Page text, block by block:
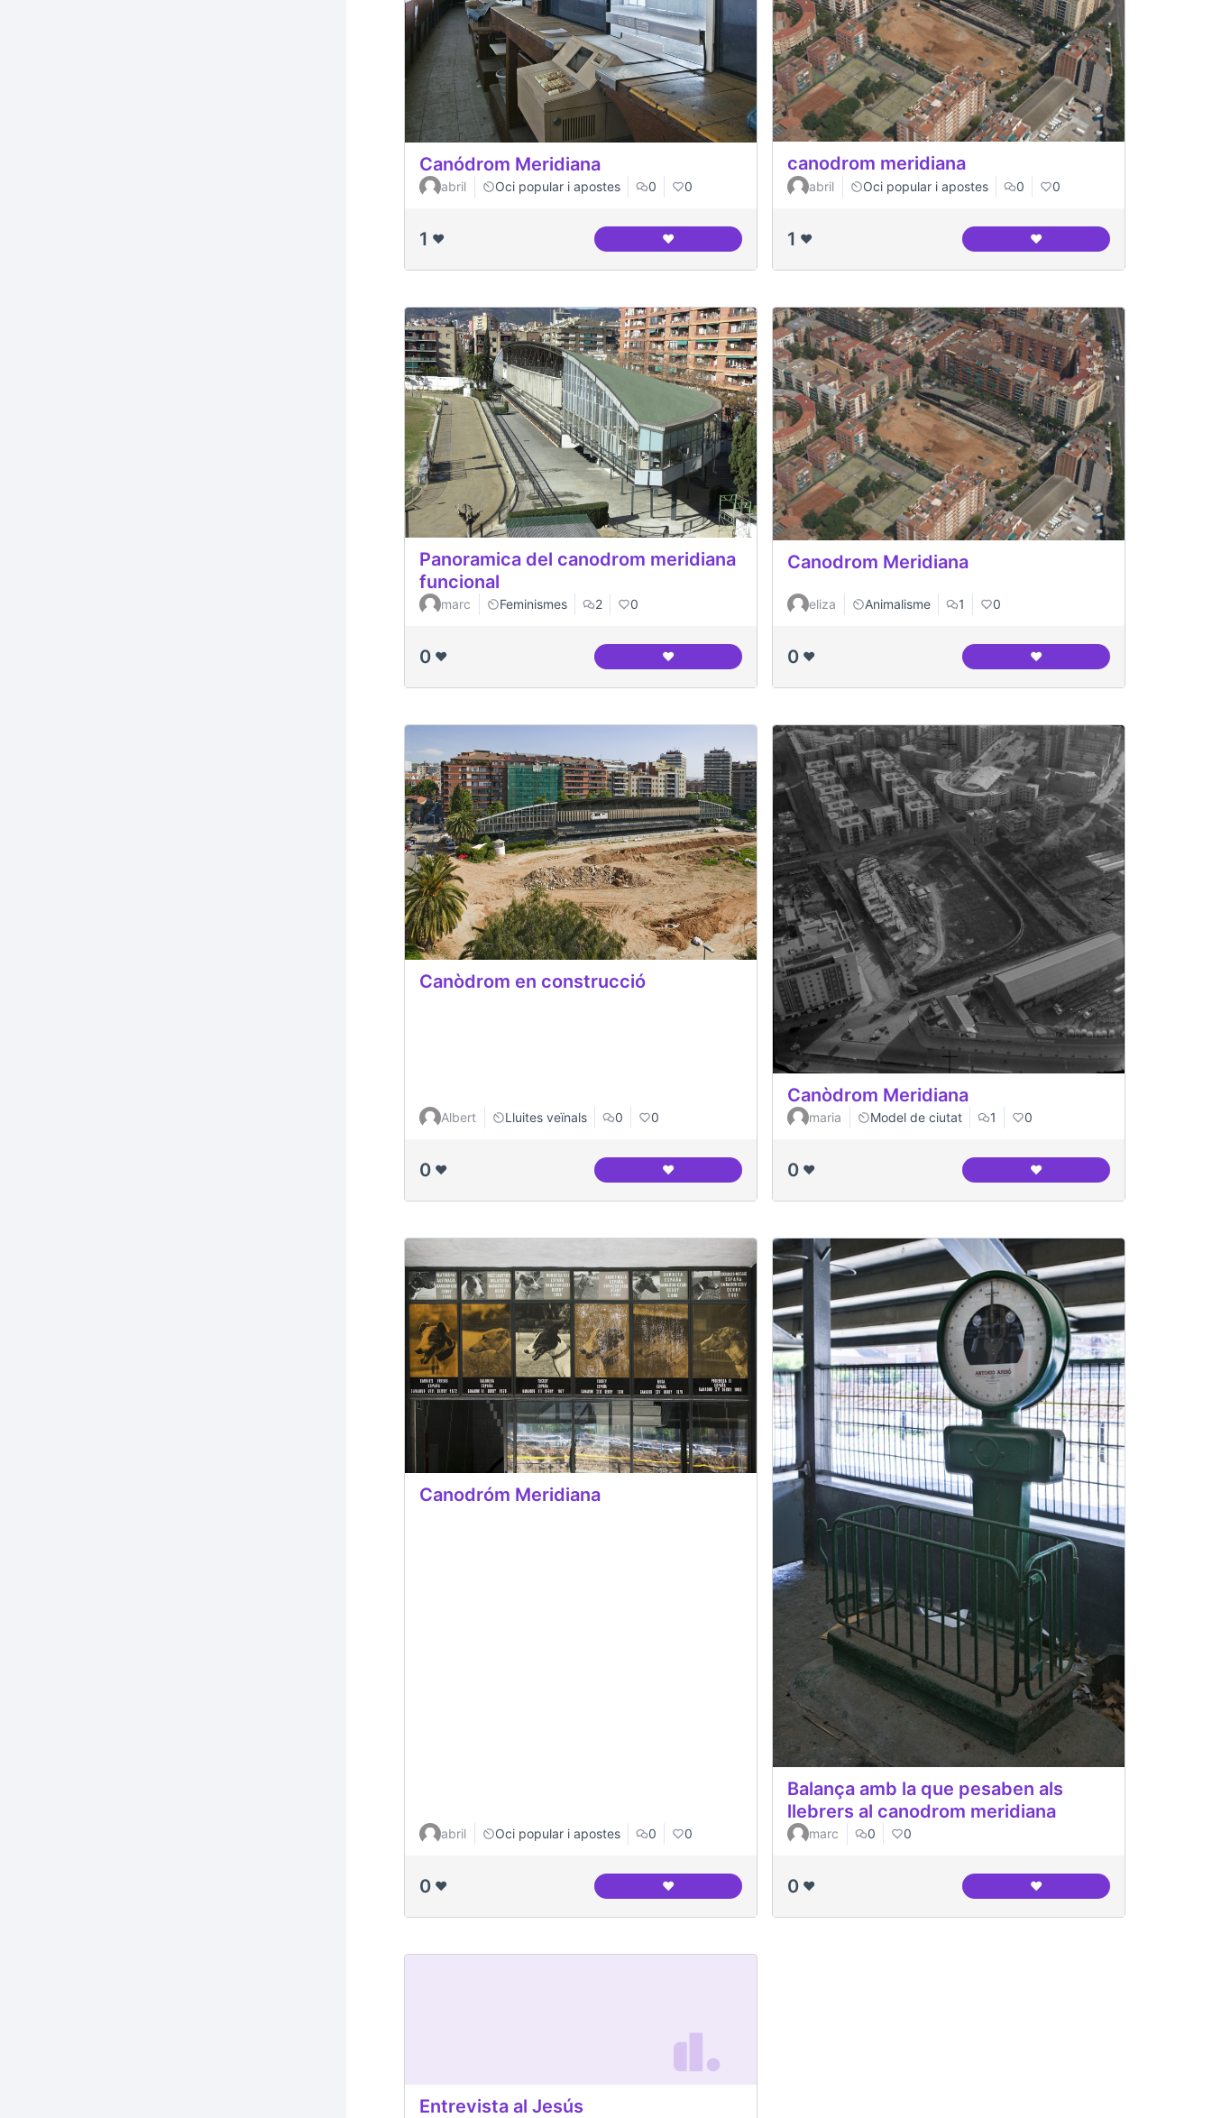
Canódrom Meridiana
abril Oci popular i apostes 0 0
1 ❤️ ❤️Canódrom Meridiana
canodrom meridiana
abril Oci popular i apostes 0 0
1 ❤️ ❤️canodrom meridiana
Panoramica del canodrom meridiana
funcional
marc Feminismes 2 0
0 ❤️ ❤️Panoramica del canodrom meridiana funcional
Canodrom Meridiana
eliza Animalisme 1 0
0 ❤️ ❤️Canodrom Meridiana
Canòdrom en construcció
Albert Lluites veïnals 0 0
0 ❤️ ❤️Canòdrom en construcció
Canòdrom Meridiana
maria Model de ciutat 1 0
0 ❤️ ❤️Canòdrom Meridiana
Canodróm Meridiana
abril Oci popular i apostes 0 0
0 ❤️ ❤️Canodróm Meridiana
Balança amb la que pesaben als
llebrers al canodrom meridiana
marc 0 0
0 ❤️ ❤️Balança amb la que
Entrevista al Jesús